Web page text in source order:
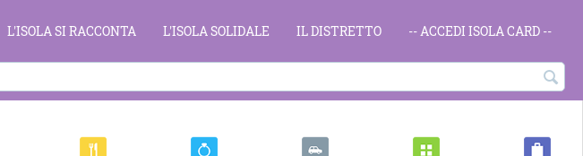
L'ISOLA SI RACCONTA L'ISOLA SOLIDALE IL DISTRETTO -- ACCEDI ISOLA CARD --